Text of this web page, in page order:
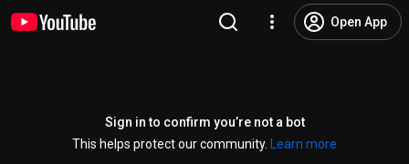
Open App
Sign in to confirm you’re not a bot
This helps protect our community.
Learn more